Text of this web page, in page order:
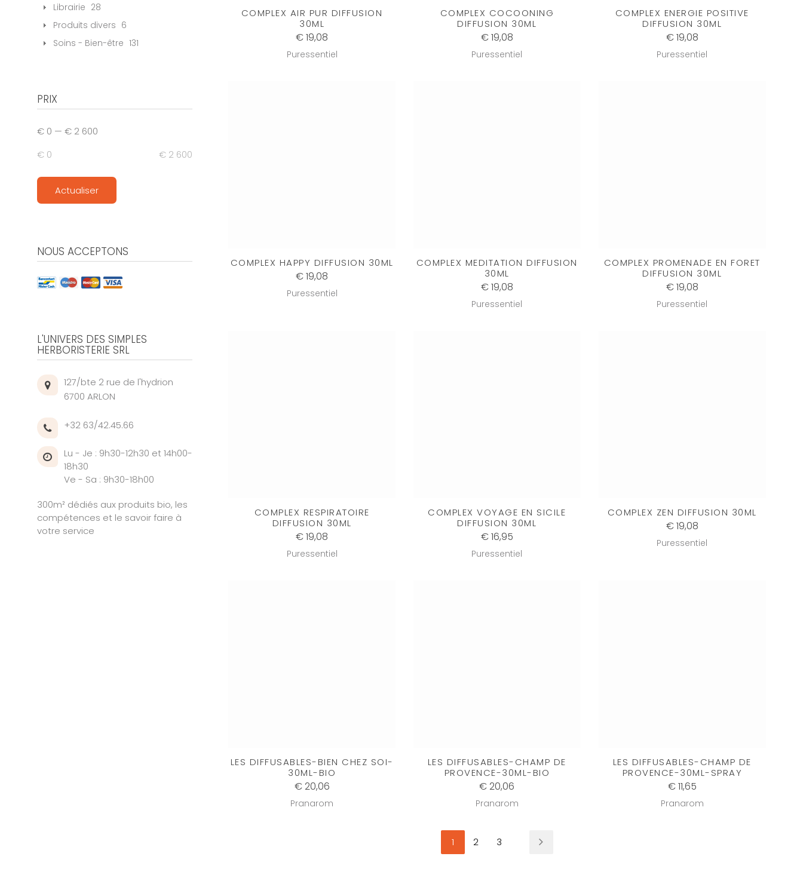
COMPLEX AIR PUR DIFFUSION
30ML
€ 19,08
Puressentiel
COMPLEX COCOONING
DIFFUSION 30ML
€ 19,08
Puressentiel
COMPLEX ENERGIE POSITIVE
DIFFUSION 30ML
€ 19,08
Puressentiel
COMPLEX HAPPY DIFFUSION 30ML
€ 19,08
Puressentiel
COMPLEX MEDITATION DIFFUSION
30ML
€ 19,08
Puressentiel
COMPLEX PROMENADE EN FORET
DIFFUSION 30ML
€ 19,08
Puressentiel
COMPLEX RESPIRATOIRE
DIFFUSION 30ML
€ 19,08
Puressentiel
COMPLEX VOYAGE EN SICILE
DIFFUSION 30ML
€ 16,95
Puressentiel
COMPLEX ZEN DIFFUSION 30ML
€ 19,08
Puressentiel
LES DIFFUSABLES-BIEN CHEZ SOI-
30ML-BIO
€ 20,06
Pranarom
LES DIFFUSABLES-CHAMP DE
PROVENCE-30ML-BIO
€ 20,06
Pranarom
LES DIFFUSABLES-CHAMP DE
PROVENCE-30ML-SPRAY
€ 11,65
Pranarom
1 2 3
Librairie 28
Produits divers 6
Soins - Bien-être 131
PRIX
€ 0 — € 2 600
€ 0
€ 2 600
Actualiser
NOUS ACCEPTONS
L'UNIVERS DES SIMPLES
HERBORISTERIE SRL
127/bte 2 rue de l'hydrion
6700 ARLON
+32 63/42.45.66
Lu - Je : 9h30-12h30 et 14h00-
18h30
Ve - Sa : 9h30-18h00
300m² dédiés aux produits bio, les
compétences et le savoir faire à
votre service